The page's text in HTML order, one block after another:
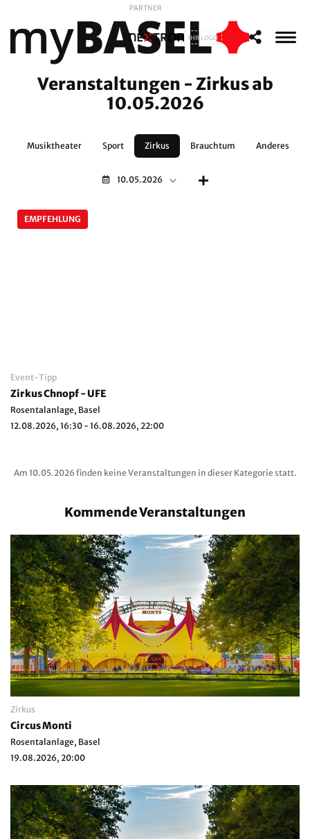
PARTNER
IHR LOGO
Veranstaltungen - Zirkus ab
10.05.2026
Musiktheater Sport Zirkus Brauchtum Anderes
10.05.2026
EMPFEHLUNG
Event-Tipp
Zirkus Chnopf - UFE
Rosentalanlage, Basel
12.08.2026, 16:30 - 16.08.2026, 22:00
Am 10.05.2026 finden keine Veranstaltungen in dieser Kategorie statt.
Kommende Veranstaltungen
Zirkus
Circus Monti
Rosentalanlage, Basel
19.08.2026, 20:00